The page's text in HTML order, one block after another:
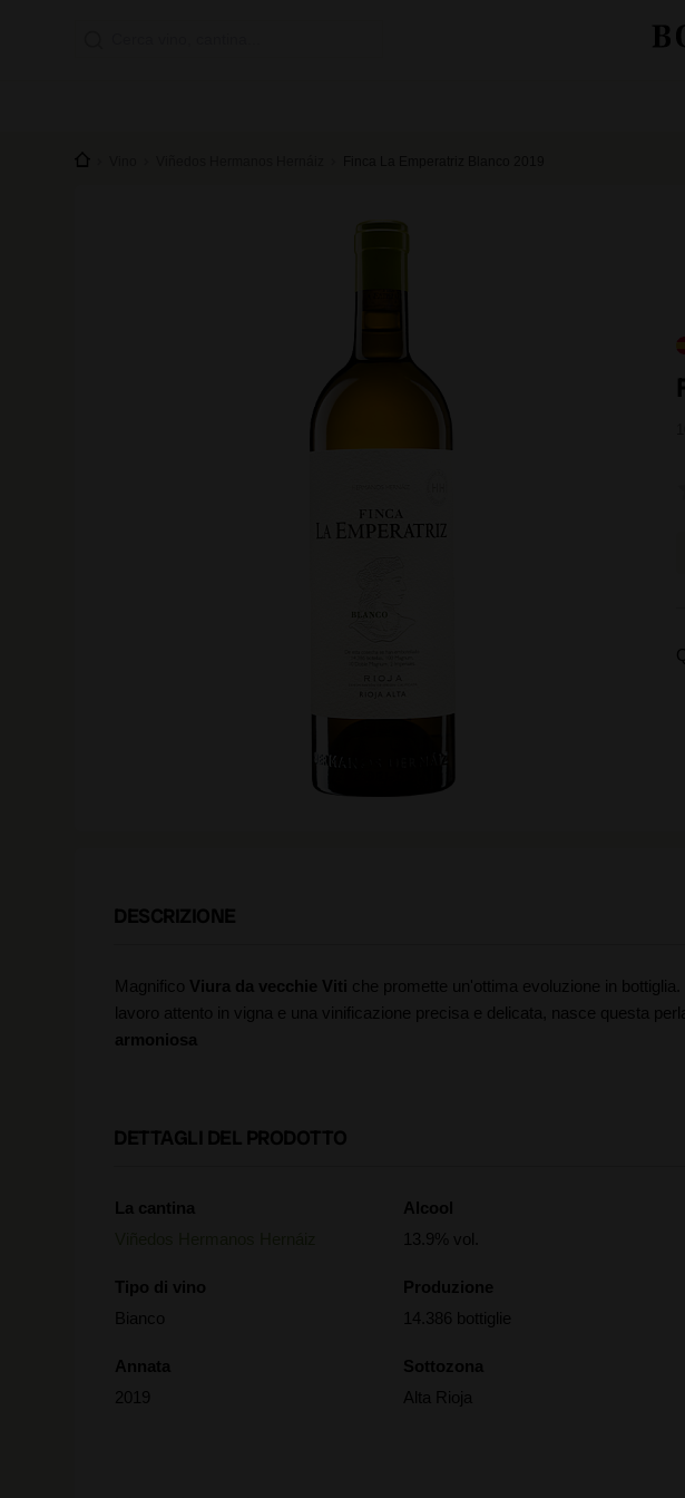
DESCRIZIONE
Magnifico Viura da vecchie Viti che promette un'ottima evoluzione in
lavoro attento in vigna e una vinificazione precisa e delicata, nasce questa
armoniosa
DETTAGLI DEL PRODOTTO
La cantina
Tipo di vino
Bianco
Annata
2019
Alcool
13.9% vol.
Produzione
14.386 bottiglie
Sottozona
Alta Rioja